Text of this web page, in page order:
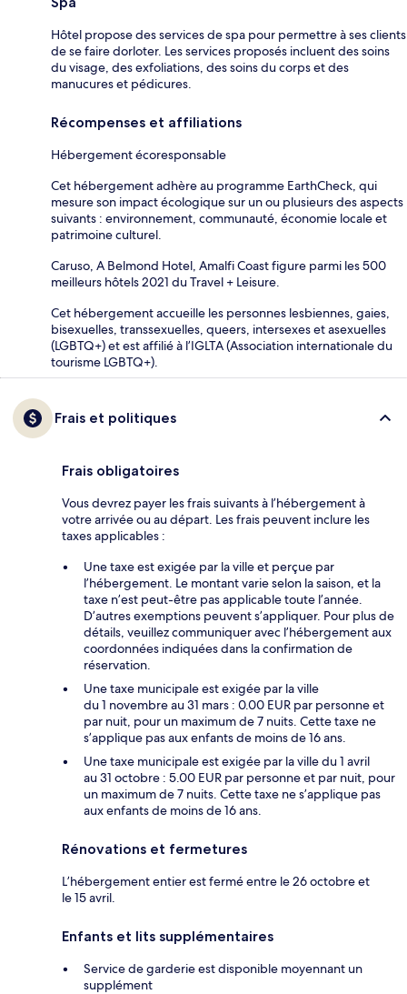
Hôtel propose des services de spa pour permettre à ses clients
de se faire dorloter. Les services proposés incluent des soins
du visage, des exfoliations, des soins du corps et des
manucures et pédicures.
Récompenses et affiliations
Hébergement écoresponsable
Cet hébergement adhère au programme EarthCheck, qui
mesure son impact écologique sur un ou plusieurs des aspects
suivants : environnement, communauté, économie locale et
patrimoine culturel.
Caruso, A Belmond Hotel, Amalfi Coast figure parmi les 500
meilleurs hôtels 2021 du Travel + Leisure.
Cet hébergement accueille les personnes lesbiennes, gaies,
bisexuelles, transsexuelles, queers, intersexes et asexuelles
(LGBTQ+) et est affilié à l’IGLTA (Association internationale du
tourisme LGBTQ+).
Frais et politiques
Frais obligatoires
Vous devrez payer les frais suivants à l’hébergement à
votre arrivée ou au départ. Les frais peuvent inclure les
taxes applicables :
Une taxe est exigée par la ville et perçue par
l’hébergement. Le montant varie selon la saison, et la
taxe n’est peut-être pas applicable toute l’année.
D’autres exemptions peuvent s’appliquer. Pour plus de
détails, veuillez communiquer avec l’hébergement aux
coordonnées indiquées dans la confirmation de
réservation.
Une taxe municipale est exigée par la ville
du 1 novembre au 31 mars : 0.00 EUR par personne et
par nuit, pour un maximum de 7 nuits. Cette taxe ne
s’applique pas aux enfants de moins de 16 ans.
Une taxe municipale est exigée par la ville du 1 avril
au 31 octobre : 5.00 EUR par personne et par nuit, pour
un maximum de 7 nuits. Cette taxe ne s’applique pas
aux enfants de moins de 16 ans.
Rénovations et fermetures
L’hébergement entier est fermé entre le 26 octobre et
le 15 avril.
Enfants et lits supplémentaires
Service de garderie est disponible moyennant un
supplément